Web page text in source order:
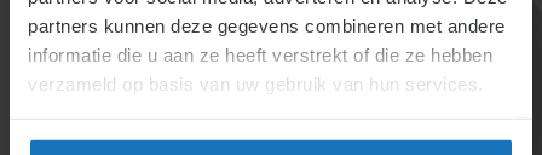
partners kunnen deze gegevens combineren met andere
informatie die u aan ze heeft verstrekt of die ze hebben
verzameld op basis van uw gebruik van hun services.
andere vormen van
participatie
Participatie omvat werkoverleg, ondernemingsraden